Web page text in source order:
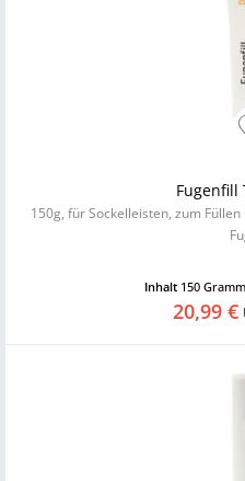
Fugenfill
150g, für Sockelleisten, zum
Inhalt 150 Gramm
20,99 €